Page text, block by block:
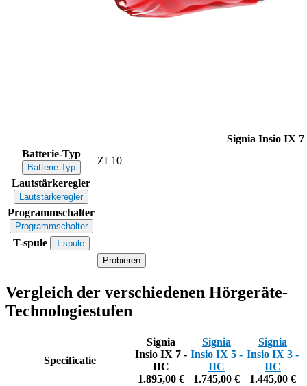
Signia Insio IX
Batterie-Typ
Batterie-Typ
ZL10
Lautstärkeregler
Lautstärkeregler
Programmschalter
Programmschalter
T-spule
T-spule
Probieren
Vergleich der verschiedenen Hörgeräte-
Technologiestufen
Specificatie
Signia
Insio IX 7 -
IIC
1.895,00 €
Signia
Insio IX 5 -
IIC
1.745,00 €
Signia
Insio IX 3 -
IIC
1.445,00 €